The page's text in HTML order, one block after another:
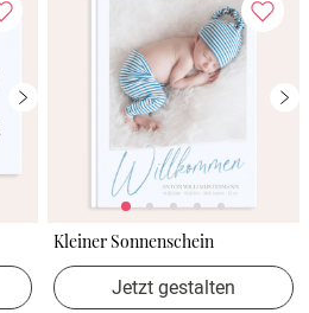
Kleiner Sonnenschein
Jetzt gestalten